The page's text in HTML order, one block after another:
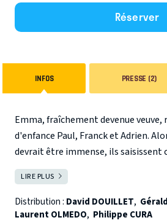
Réserver
INFOS PRESSE (2)
Emma, fraîchement devenue
d'enfance Paul, Franck et Adrien.
devrait être immense, ils saisissent
retrouvailles pour révéler leurs
envies qui vont être pour le moins…
David DOUILLET double champion
champion du monde et champion
emblématique du sport français, élu à
LIRE PLUS
Distribution : David DOUILLET,
Laurent OLMEDO, Philippe CURA